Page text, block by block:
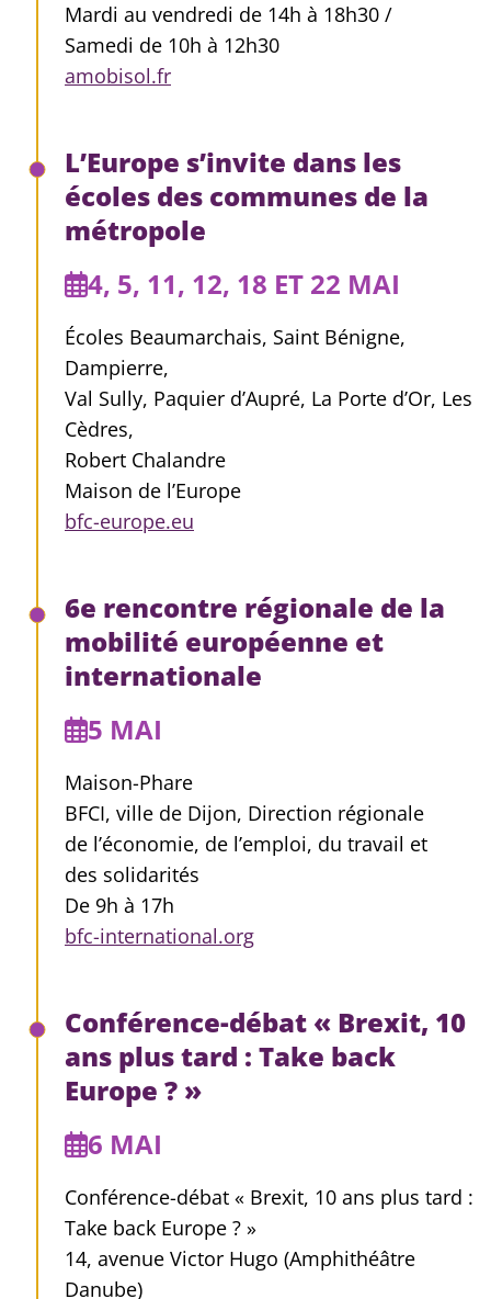
Mardi au vendredi de 14h à 18h30 /
Samedi de 10h à 12h30
amobisol.fr
L’Europe s’invite dans les
écoles des communes de la
métropole
4, 5, 11, 12, 18 ET 22 MAI
Écoles Beaumarchais, Saint Bénigne,
Dampierre,
Val Sully, Paquier d’Aupré, La Porte d’Or, Les
Cèdres,
Robert Chalandre
Maison de l’Europe
bfc-europe.eu
6e rencontre régionale de la
mobilité européenne et
internationale
5 MAI
Maison-Phare
BFCI, ville de Dijon, Direction régionale
de l’économie, de l’emploi, du travail et
des solidarités
De 9h à 17h
bfc-international.org
Conférence-débat « Brexit, 10
ans plus tard : Take back
Europe ? »
6 MAI
Conférence-débat « Brexit, 10 ans plus tard :
Take back Europe ? »
14, avenue Victor Hugo (Amphithéâtre
Danube)